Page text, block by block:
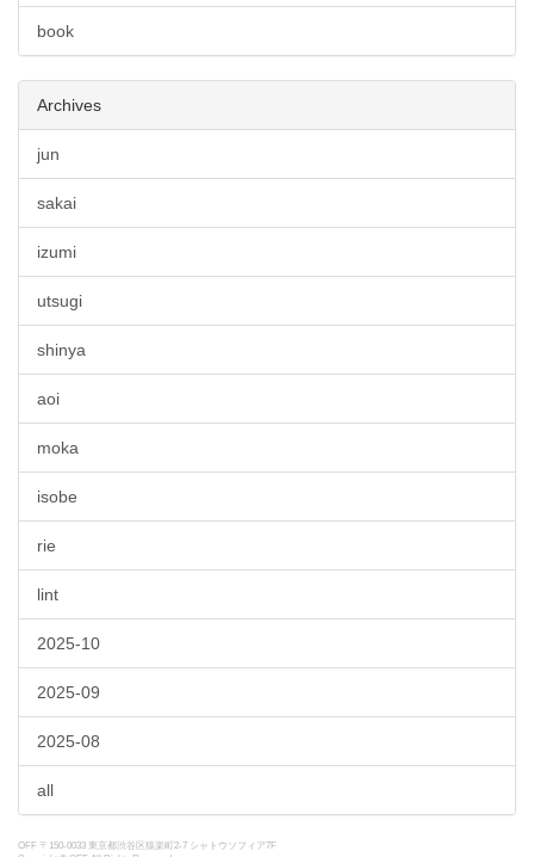
book
Archives
jun
sakai
izumi
utsugi
shinya
aoi
moka
isobe
rie
lint
2025-10
2025-09
2025-08
all
OFF 〒150-0033 東京都渋谷区猿楽町2-7 シャトウソフィア7F